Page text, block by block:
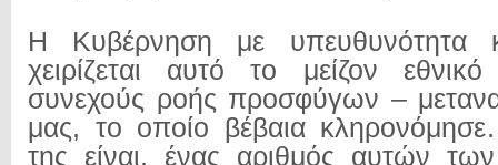
Η Κυβέρνηση με υπευθυνότητα
χειρίζεται αυτό το μείζον
συνεχούς ροής προσφύγων –
μας, το οποίο βέβαια
της είναι, ένας αριθμός αυτών